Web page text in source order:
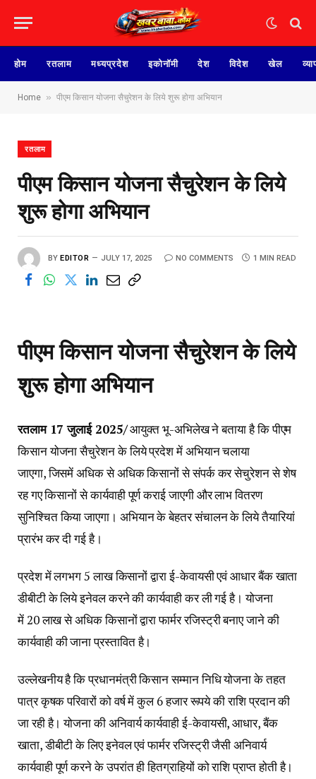
होम रतलाम मध्यप्रदेश इकोनॉमी देश विदेश खेल
Home » पीएम किसान योजना सैचुरेशन के लिये शुरू होगा अभियान
रतलाम
पीएम किसान योजना सैचुरेशन के लिये
शुरू होगा अभियान
BY EDITOR JULY 17, 2025 NO COMMENTS 1 MIN READ
पीएम किसान योजना सैचुरेशन के लिये
शुरू होगा अभियान
रतलाम 17जुलाई 2025/आयुक्त भू-अभिलेख ने बताया है कि पीएम
किसान योजना सैचुरेशन के लिये प्रदेश में अभियान चलाया
जाएगा, जिसमें अधिक से अधिक किसानों से संपर्क कर सेचुरेशन से शेष
रह गए किसानों से कार्यवाही पूर्ण कराई जाएगी और लाभ वितरण
सुनिश्चित किया जाएगा। अभियान के बेहतर संचालन के लिये तैयारियां
प्रारंभ कर दी गई है।
प्रदेश में लगभग 5 लाख किसानों द्वारा ई-केवायसी एवं आधार बैंक खाता
डीबीटी के लिये इनेवल करने की कार्यवाही कर ली गई है। योजना
में 20 लाख से अधिक किसानों द्वारा फार्मर रजिस्ट्री बनाए जाने की
कार्यवाही की जाना प्रस्तावित है।
उल्लेखनीय है कि प्रधानमंत्री किसान सम्मान निधि योजना के तहत
पात्र कृषक परिवारों को वर्ष में कुल 6 हजार रूपये की राशि प्रदान की
जा रही है। योजना की अनिवार्य कार्यवाही ई-केवायसी, आधार, बैंक
खाता, डीबीटी के लिए इनेवल एवं फार्मर रजिस्ट्री जैसी अनिवार्य
कार्यवाही पूर्ण करने के उपरांत ही हितग्राहियों को राशि प्राप्त होती है।